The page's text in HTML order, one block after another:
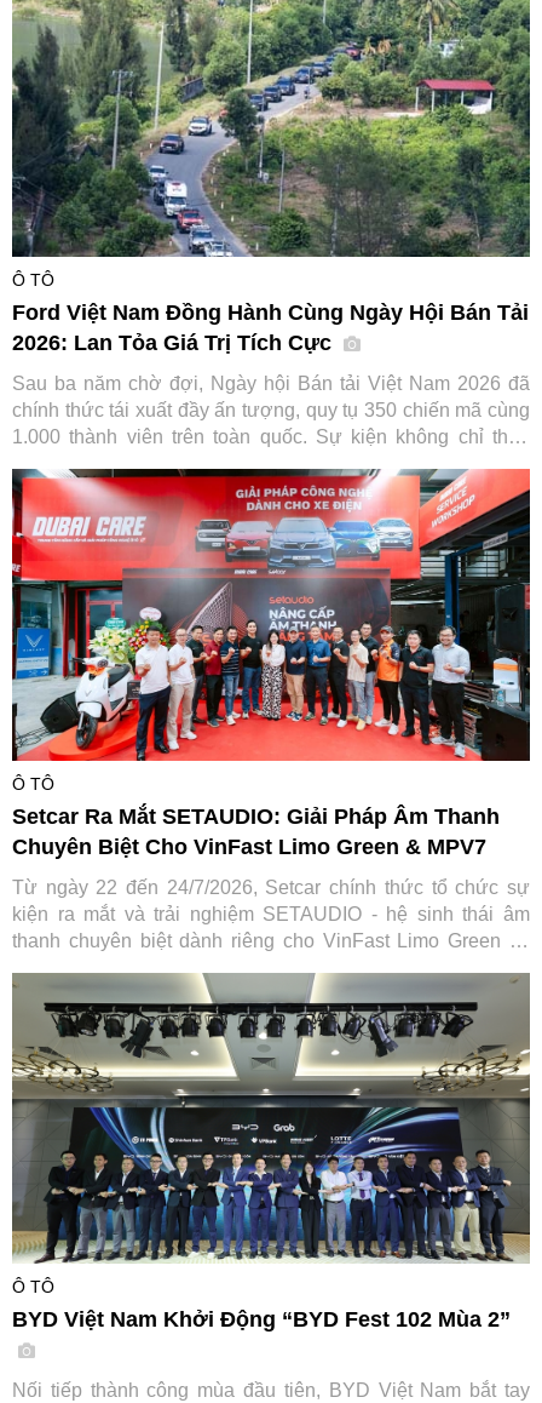
năm của hãng xe Nhật Bản.
Ô TÔ
Ford Việt Nam Đồng Hành Cùng Ngày Hội Bán Tải
2026: Lan Tỏa Giá Trị Tích Cực
Sau ba năm chờ đợi, Ngày hội Bán tải Việt Nam 2026 đã
chính thức tái xuất đầy ấn tượng, quy tụ 350 chiến mã cùng
1.000 thành viên trên toàn quốc. Sự kiện không chỉ thỏa
Việt Nam trong hành trình gắn kết và lan tỏa giá trị tích cực
cho cộng đồng.
Ô TÔ
Setcar Ra Mắt SETAUDIO: Giải Pháp Âm Thanh
Chuyên Biệt Cho VinFast Limo Green & MPV7
Từ ngày 22 đến 24/7/2026, Setcar chính thức tổ chức sự
kiện ra mắt và trải nghiệm SETAUDIO - hệ sinh thái âm
thanh chuyên biệt dành riêng cho VinFast Limo Green và
cũ đổi mới" tiết kiệm tới 7,2 triệu đồng.
Ô TÔ
BYD Việt Nam Khởi Động “BYD Fest 102 Mùa 2”
Nối tiếp thành công mùa đầu tiên, BYD Việt Nam bắt tay